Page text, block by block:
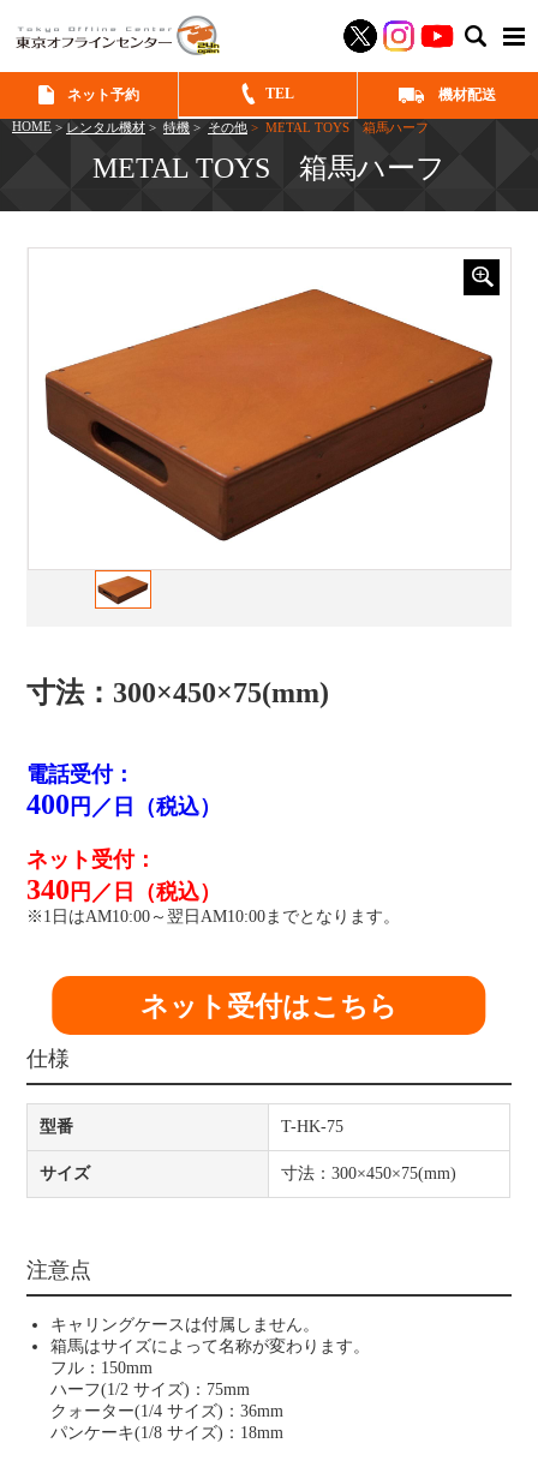
ネット予約 TEL 機材配送
HOME > レンタル機材 > 特機 > その他 > METAL TOYS 箱馬ハーフ
METAL TOYS 箱馬ハーフ
寸法：300×450×75(mm)
電話受付：
400 円／日（税込）
ネット受付：
340 円／日（税込）
※1日はAM10:00～翌日AM10:00までとなります。
ネット受付はこちら
仕様
型番 T-HK-75
サイズ 寸法：300×450×75(mm)
注意点
キャリングケースは付属しません。
箱馬はサイズによって名称が変わります。
フル：150mm
ハーフ(1/2 サイズ)：75mm
クォーター(1/4 サイズ)：36mm
パンケーキ(1/8 サイズ)：18mm